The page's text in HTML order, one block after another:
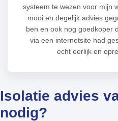
systeem te wezen voor mijn
mooi en degelijk advies
ben en ook nog goedkoper
via een internetsite had
echt eerlijk en
Isolatie advies
nodig?